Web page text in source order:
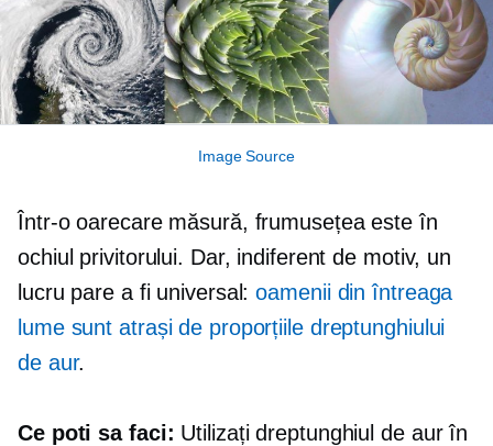
Image Source
Într-o oarecare măsură, frumusețea este în
ochiul privitorului. Dar, indiferent de motiv, un
lucru pare a fi universal:oamenii din întreaga
lume sunt atrași de proporțiile dreptunghiului
de aur.
Ce poti sa faci: Utilizați dreptunghiul de aur în